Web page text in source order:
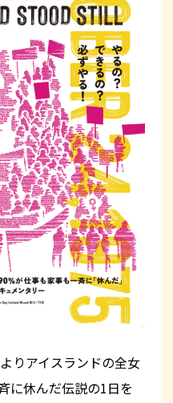
りアイスランドの全女
に休んだ伝説の1日を